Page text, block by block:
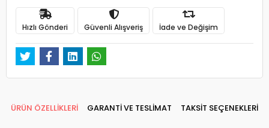
Hızlı Gönderi Güvenli Alışveriş İade ve Değişim
ÜRÜN ÖZELLİKLERİ GARANTİ VE TESLİMAT TAKSİT SEÇENEKLERİ